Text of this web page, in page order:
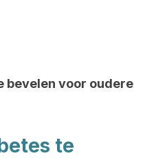
bevelen voor oudere
te